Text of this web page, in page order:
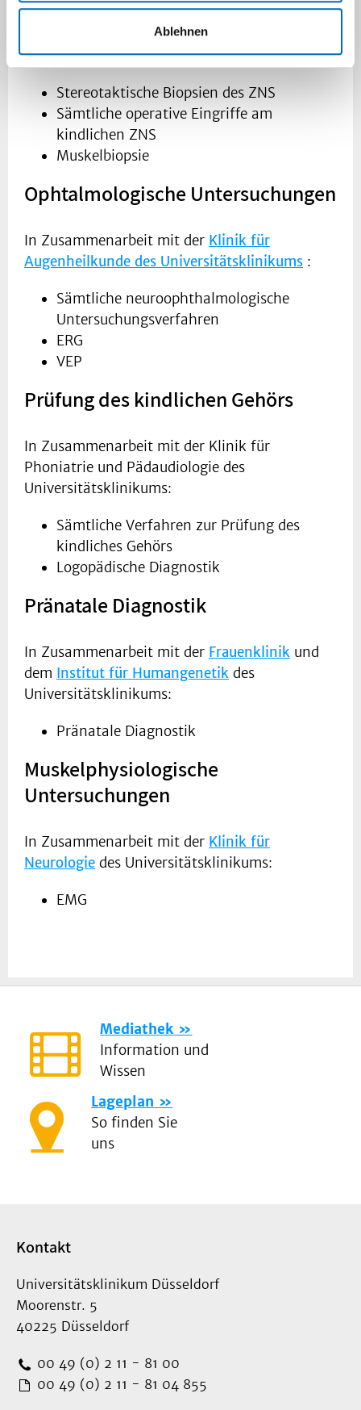
Ablehnen
In Zusammenarbeit mit der
Neurochirurgie des Universitätsklinikums:
Stereotaktische Biopsien des ZNS
Sämtliche operative Eingriffe am
kindlichen ZNS
Muskelbiopsie
Ophtalmologische Untersuchungen
In Zusammenarbeit mit der Klinik für
Augenheilkunde des Universitätsklinikums :
Sämtliche neuroophthalmologische
Untersuchungsverfahren
ERG
VEP
Prüfung des kindlichen Gehörs
In Zusammenarbeit mit der Klinik für
Phoniatrie und Pädaudiologie des
Universitätsklinikums:
Sämtliche Verfahren zur Prüfung des
kindliches Gehörs
Logopädische Diagnostik
Pränatale Diagnostik
In Zusammenarbeit mit der Frauenklinik und
dem Institut für Humangenetik des
Universitätsklinikums:
Pränatale Diagnostik
Muskelphysiologische
Untersuchungen
In Zusammenarbeit mit der Klinik für
Neurologie des Universitätsklinikums:
EMG
Mediathek
Information und
Wissen
Lageplan
So finden Sie
uns
Kontakt
Universitätsklinikum Düsseldorf
Moorenstr. 5
40225 Düsseldorf
00 49 (0) 2 11 - 81 00
00 49 (0) 2 11 - 81 04 855